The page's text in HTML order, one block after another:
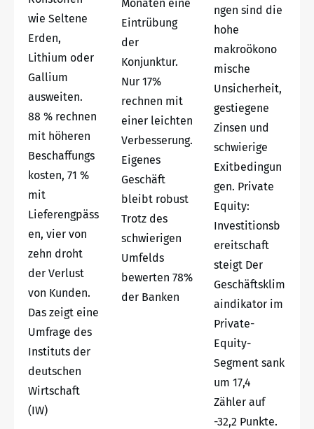
wie Seltene
Erden,
Lithium oder
Gallium
ausweiten.
88 % rechnen
mit höheren
Beschaffungs
kosten, 71 %
mit
Lieferengpäss
en, vier von
zehn droht
der Verlust
von Kunden.
Das zeigt eine
Umfrage des
Instituts der
deutschen
Wirtschaft
(IW)
Monaten eine
Eintrübung
der
Konjunktur.
Nur 17%
rechnen mit
einer leichten
Verbesserung.
Eigenes
Geschäft
bleibt robust
Trotz des
schwierigen
Umfelds
bewerten 78%
der Banken
ngen sind die
hohe
makroökono
mische
Unsicherheit,
gestiegene
Zinsen und
schwierige
Exitbedingun
gen. Private
Equity:
Investitionsb
ereitschaft
steigt Der
Geschäftsklim
aindikator im
Private-
Equity-
Segment sank
um 17,4
Zähler auf
-32,2 Punkte.